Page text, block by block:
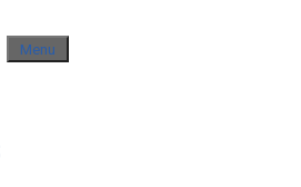
Menu